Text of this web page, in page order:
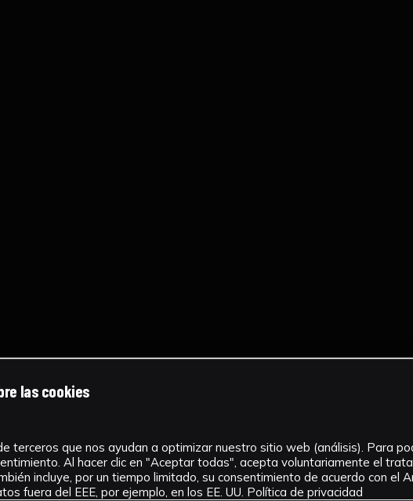
las cookies
terceros que nos ayudan a optimizar nuestro sitio web (análisis). Para
Al hacer clic en "Aceptar todas", acepta voluntariamente el
incluye, por un tiempo limitado, su consentimiento de acuerdo con el
fuera del EEE, por ejemplo, en los EE. UU. Política de privacidad